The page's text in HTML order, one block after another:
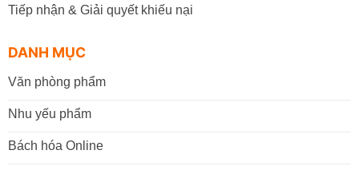
Tiếp nhận & Giải quyết khiếu nại
DANH MỤC
Văn phòng phẩm
Nhu yếu phẩm
Bách hóa Online